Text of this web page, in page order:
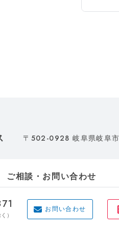
〒 502-0928 岐阜県岐阜
ご相談・お問い合わせ
）
お問い合わせ